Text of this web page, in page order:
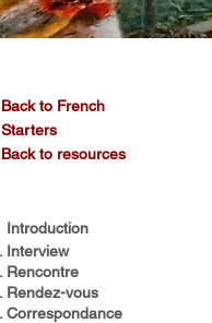
​Back to French
Starters
Back to resources
Introduction​
Interview
Rencontre
Rendez-vous
Correspondance